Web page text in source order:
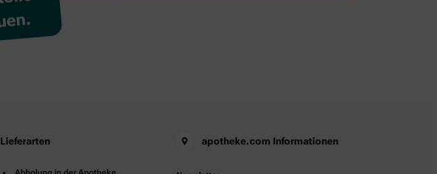
Lieferarten apotheke.com Informationen